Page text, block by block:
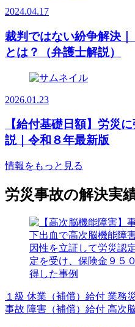
2024.04.17
裁判ではない紛争解決
とは？（弁護士解説）
2026.01.23
【給付基礎日額】労災
説｜令和８年最新版
情報をもっと見る
労災事故の解決実
１級 休業（補償）給付 業務
事故 障害（補償）給付 高次